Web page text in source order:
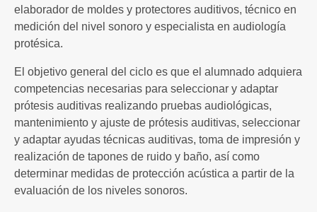
elaborador de moldes y protectores auditivos, técnico en
medición del nivel sonoro y especialista en audiología
protésica.
El objetivo general del ciclo es que el alumnado adquiera
competencias necesarias para seleccionar y adaptar
prótesis auditivas realizando pruebas audiológicas,
mantenimiento y ajuste de prótesis auditivas, seleccionar
y adaptar ayudas técnicas auditivas, toma de impresión y
realización de tapones de ruido y baño, así como
determinar medidas de protección acústica a partir de la
evaluación de los niveles sonoros.